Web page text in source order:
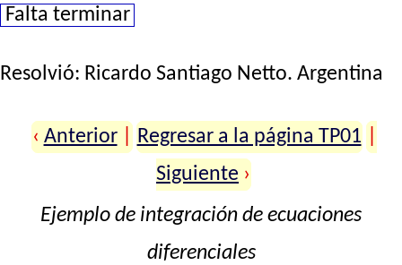
Falta terminar
Resolvió: Ricardo Santiago Netto. Argentina
‹ Anterior Regresar a la página TP01
Siguiente ›
Ejemplo de integración de ecuaciones
diferenciales